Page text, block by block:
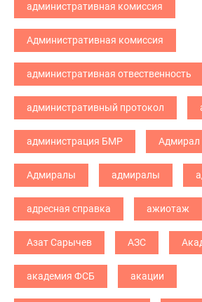
административная комиссия
Административная комиссия
административная отвественность
административный протокол
администрация БМР Адмирал
Адмиралы адмиралы
адресная справка ажиотаж
Азат Сарычев АЗС
академия ФСБ акации